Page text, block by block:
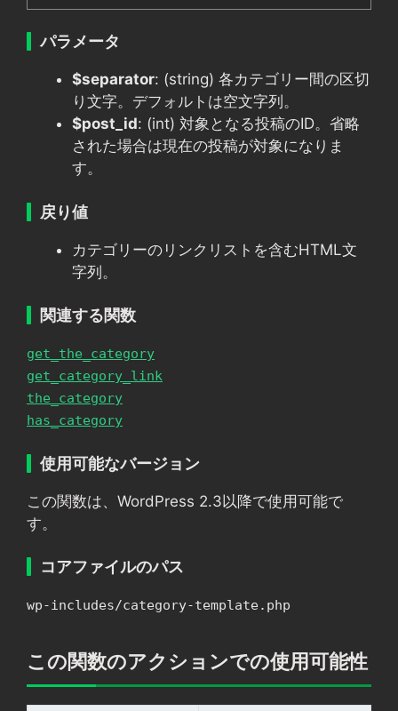
パラメータ
$separator: (string) 各カテゴリー間の区切
り文字。デフォルトは空文字列。
$post_id: (int) 対象となる投稿のID。省略
された場合は現在の投稿が対象になりま
す。
戻り値
カテゴリーのリンクリストを含むHTML文
字列。
関連する関数
get_the_category
get_category_link
the_category
has_category
使用可能なバージョン
この関数は、WordPress 2.3以降で使用可能で
す。
コアファイルのパス
wp-includes/category-template.php
この関数のアクションでの使用可能性